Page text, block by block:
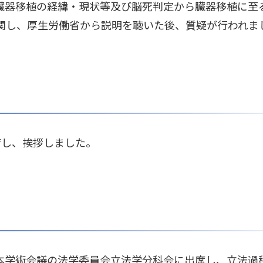
移植の経緯・現状等及び脳死判定から臓器移植に至
、厚生労働省から説明を聴いた後、質疑が行われま
、挨拶しました。
術会議の法学委員会立法学分科会に出席し、立法過